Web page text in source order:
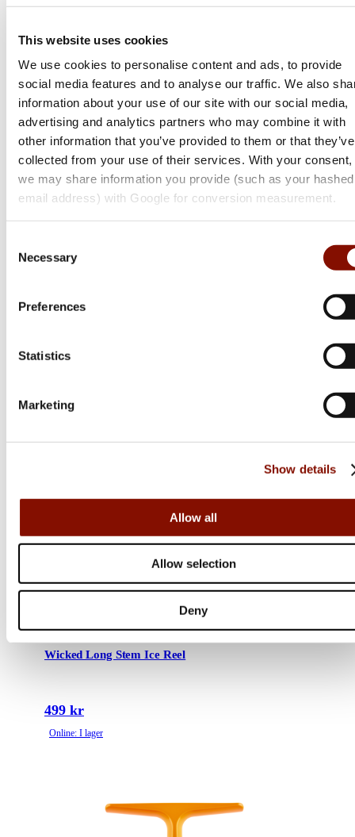
This website uses cookies
We use cookies to personalise content and ads, to provide
social media features and to analyse our traffic. We also
information about your use of our site with our social media,
advertising and analytics partners who may combine it with
other information that you’ve provided to them or that they’ve
collected from your use of their services. With your consent,
we may share information you provide (such as your hashed
email address) with Google for conversion measurement.
Selection
Necessary
Preferences
Statistics
Marketing
Show details
Allow all
Allow selection
Deny
Freefall Ghost - Radioactive Pickle
1 099 kr
13 Fishing
Wicked Long Stem Ice Reel
499 kr
Online: I lager